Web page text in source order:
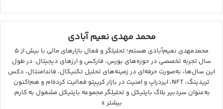
محمد مهدی نعیم آبادی
محمدمهدی نعیم‌آبادی هستم؛ تحلیلگر و فعال بازارهای مالی با بیش از ۵
سال تجربه تخصصی در حوزه‌های بورس، فارکس و ارزهای دیجیتال. در طول
این سال‌ها، به‌صورت حرفه‌ای در زمینه‌های تحلیل تکنیکال، فاندامنتال، دکس
تریدینگ، NFT، ایردراپ و امنیت در بازار کریپتو فعالیت کرده‌ام و هم‌اکنون
به‌عنوان سردبیر بلاگ بایتیکل و تحلیلگر مجموعه بایتیکل مشغول به کارم.
بیشتر »